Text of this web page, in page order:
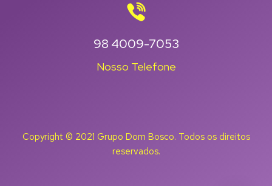
98 4009-7053
Nosso Telefone
Copyright © 2021 Grupo Dom Bosco. Todos os direitos
reservados.